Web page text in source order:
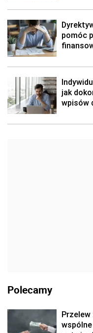
pomóc
jak
wpisów
Polecamy